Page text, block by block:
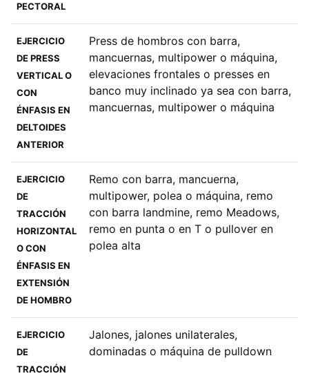
PECTORAL
EJERCICIO
DE PRESS
VERTICAL O
CON
ÉNFASIS EN
DELTOIDES
ANTERIOR
Press de hombros con barra,
mancuernas, multipower o máquina,
elevaciones frontales o presses en
banco muy inclinado ya sea con barra,
mancuernas, multipower o máquina
EJERCICIO
DE
TRACCIÓN
HORIZONTAL
O CON
ÉNFASIS EN
EXTENSIÓN
DE HOMBRO
Remo con barra, mancuerna,
multipower, polea o máquina, remo
con barra landmine, remo Meadows,
remo en punta o en T o pullover en
polea alta
EJERCICIO
DE
TRACCIÓN
Jalones, jalones unilaterales,
dominadas o máquina de pulldown